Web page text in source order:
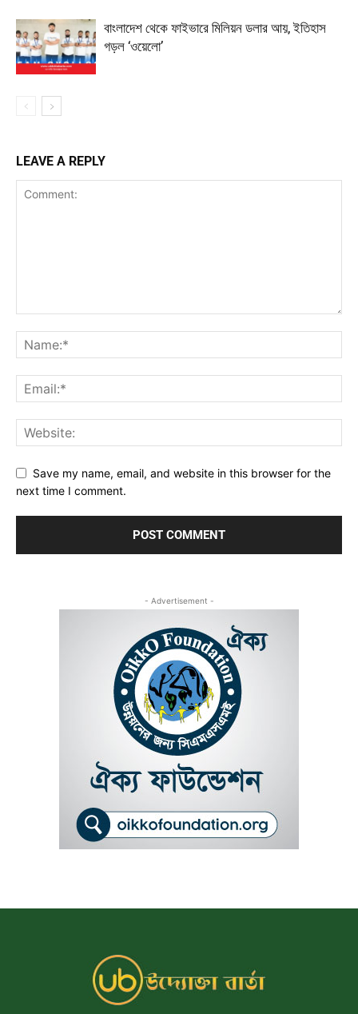
বাংলাদেশ থেকে ফাইভারে মিলিয়ন ডলার আয়, ইতিহাস
গড়ল ‘ওয়েলো’
LEAVE A REPLY
Save my name, email, and website in this browser for the
next time I comment.
- Advertisement -